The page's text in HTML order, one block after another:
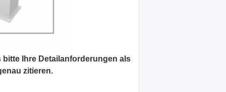
Ihre Detailanforderungen als
zitieren.